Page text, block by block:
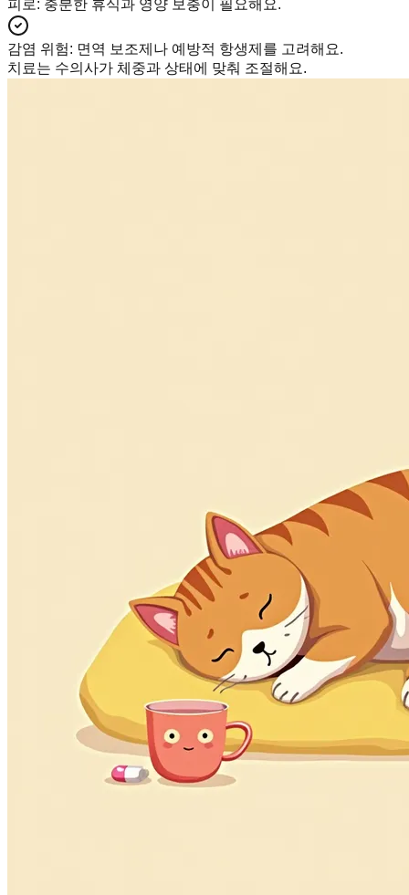
피로: 충분한 휴식과 영양 보충이 필요해요.
감염 위험: 면역 보조제나 예방적 항생제를 고려해요.
치료는 수의사가 체중과 상태에 맞춰 조절해요.